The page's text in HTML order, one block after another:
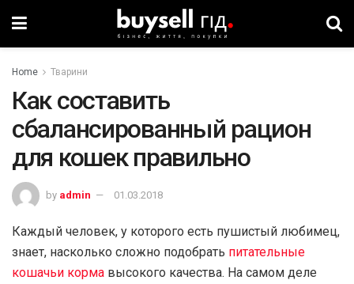
Home Тварини
Как составить
сбалансированный рацион
для кошек правильно
by admin 01.03.2018
Каждый человек, у которого есть пушистый любимец,
знает, насколько сложно подобрать питательные
кошачьи корма высокого качества. На самом деле